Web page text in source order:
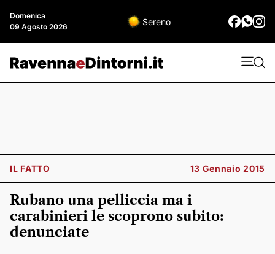
Domenica
09 Agosto 2026
Sereno
IL FATTO 13 Gennaio 2015
Rubano una pelliccia ma i
carabinieri le scoprono subito:
denunciate